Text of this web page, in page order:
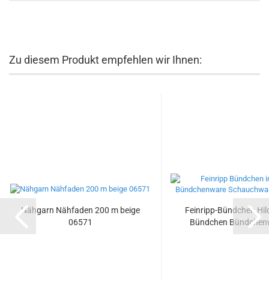
Zu diesem Produkt empfehlen wir Ihnen:
Nähgarn Nähfaden 200 m beige
06571
Feinripp-Bündchen
Bündchen